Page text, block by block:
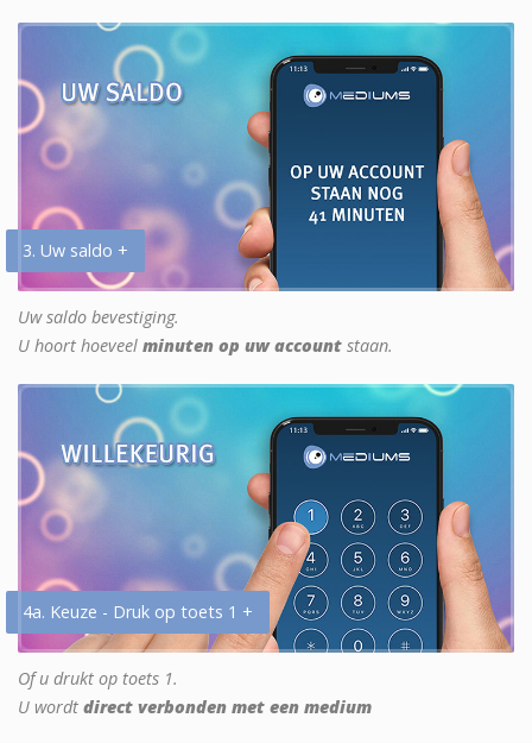
3. Uw saldo +
Uw saldo bevestiging.
U hoort hoeveel minuten op uw account staan.
4a. Keuze - Druk op toets 1 +
Of u drukt op toets 1.
U wordt direct verbonden met een medium